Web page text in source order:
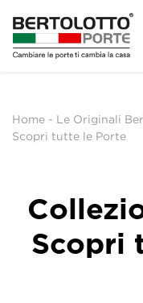
Home - Le Originali
Scopri tutte le Porte
Scopri